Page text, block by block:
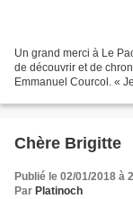
Un grand merci à Le
de découvrir et de
Emmanuel Courcol. «
Chère Brigitte
Publié le 02/01/2018 à
Par Platinoch